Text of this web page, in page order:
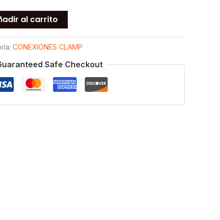
al carrito
CONEXIONES CLAMP
Safe Checkout